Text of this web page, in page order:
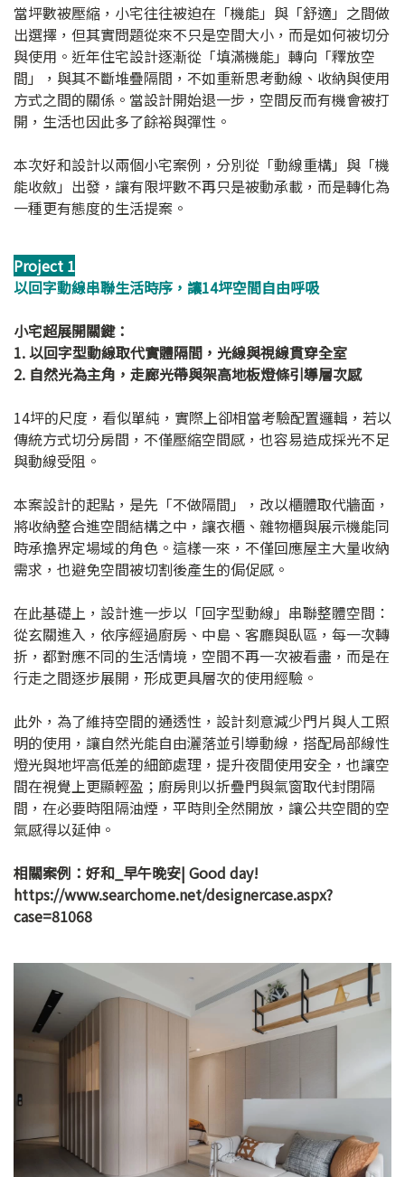
當坪數被壓縮，小宅往往被迫在「機能」與「舒適」之間做
出選擇，但其實問題從來不只是空間大小，而是如何被切分
與使用。近年住宅設計逐漸從「填滿機能」轉向「釋放空
間」，與其不斷堆疊隔間，不如重新思考動線、收納與使用
方式之間的關係。當設計開始退一步，空間反而有機會被打
開，生活也因此多了餘裕與彈性。
本次好和設計以兩個小宅案例，分別從「動線重構」與「機
能收斂」出發，讓有限坪數不再只是被動承載，而是轉化為
一種更有態度的生活提案。
Project 1
以回字動線串聯生活時序，讓14坪空間自由呼吸
小宅超展開關鍵：
1. 以回字型動線取代實體隔間，光線與視線貫穿全室
2. 自然光為主角，走廊光帶與架高地板燈條引導層次感
14坪的尺度，看似單純，實際上卻相當考驗配置邏輯，若以
傳統方式切分房間，不僅壓縮空間感，也容易造成採光不足
與動線受阻。
本案設計的起點，是先「不做隔間」，改以櫃體取代牆面，
將收納整合進空間結構之中，讓衣櫃、雜物櫃與展示機能同
時承擔界定場域的角色。這樣一來，不僅回應屋主大量收納
需求，也避免空間被切割後產生的侷促感。
在此基礎上，設計進一步以「回字型動線」串聯整體空間：
從玄關進入，依序經過廚房、中島、客廳與臥區，每一次轉
折，都對應不同的生活情境，空間不再一次被看盡，而是在
行走之間逐步展開，形成更具層次的使用經驗。
此外，為了維持空間的通透性，設計刻意減少門片與人工照
明的使用，讓自然光能自由灑落並引導動線，搭配局部線性
燈光與地坪高低差的細節處理，提升夜間使用安全，也讓空
間在視覺上更顯輕盈；廚房則以折疊門與氣窗取代封閉隔
間，在必要時阻隔油煙，平時則全然開放，讓公共空間的空
氣感得以延伸。
相關案例：好和_早午晚安| Good day!
https://www.searchome.net/designercase.aspx?
case=81068